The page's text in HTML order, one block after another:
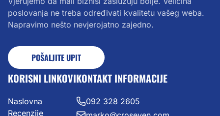
poslovanja ne treba određivati kvalitetu vašeg weba.
Napravimo nešto nevjerojatno zajedno.
POŠALJITE UPIT
KORISNI LINKOVI
Naslovna
Recenzije
KONTAKT INFORMACIJE
092 328 2605